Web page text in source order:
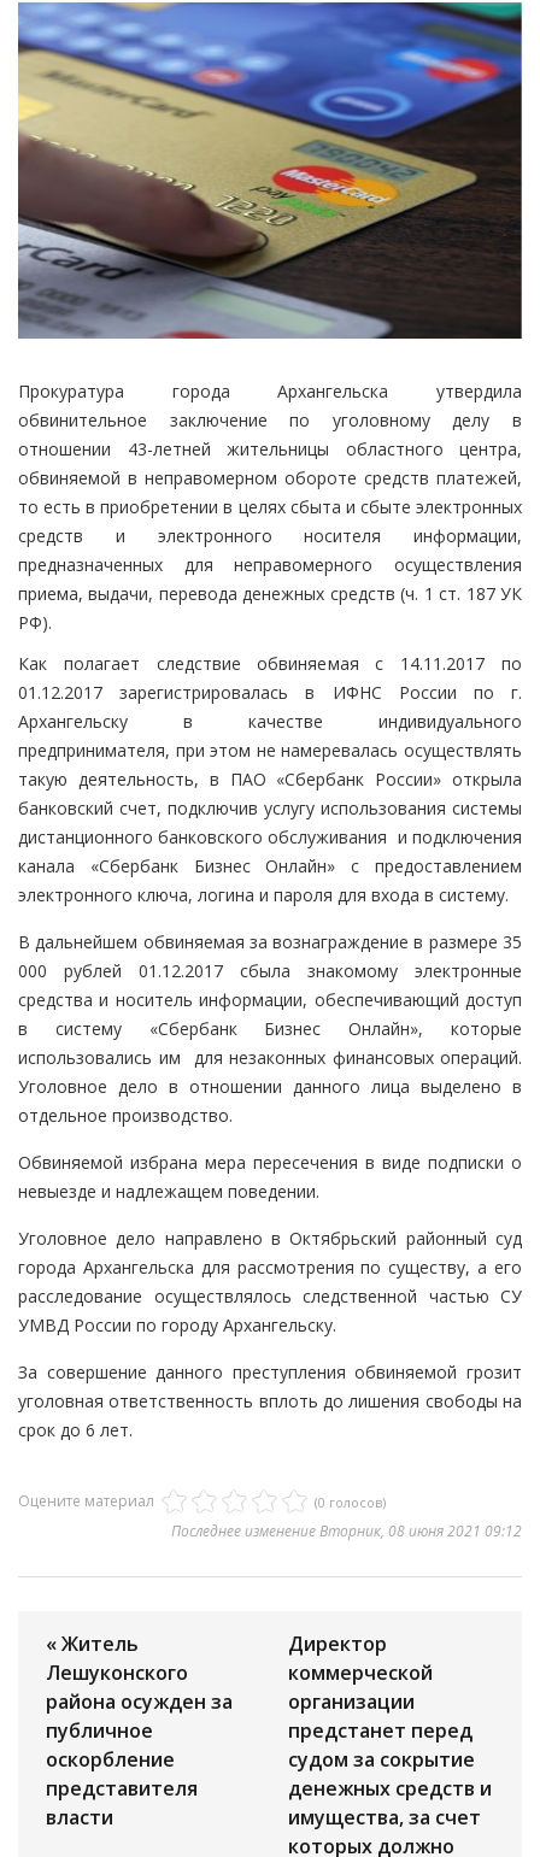
Прокуратура города Архангельска утвердила
обвинительное заключение по уголовному делу в
отношении 43-летней жительницы областного центра,
обвиняемой в неправомерном обороте средств платежей,
то есть в приобретении в целях сбыта и сбыте электронных
средств и электронного носителя информации,
предназначенных для неправомерного осуществления
приема, выдачи, перевода денежных средств (ч. 1 ст. 187 УК
РФ).
Как полагает следствие обвиняемая с 14.11.2017 по
01.12.2017 зарегистрировалась в ИФНС России по г.
Архангельску в качестве индивидуального
предпринимателя, при этом не намеревалась осуществлять
такую деятельность, в ПАО «Сбербанк России» открыла
банковский счет, подключив услугу использования системы
дистанционного банковского обслуживания и подключения
канала «Сбербанк Бизнес Онлайн» с предоставлением
электронного ключа, логина и пароля для входа в систему.
В дальнейшем обвиняемая за вознаграждение в размере 35
000 рублей 01.12.2017 сбыла знакомому электронные
средства и носитель информации, обеспечивающий доступ
в систему «Сбербанк Бизнес Онлайн», которые
использовались им для незаконных финансовых операций.
Уголовное дело в отношении данного лица выделено в
отдельное производство.
Обвиняемой избрана мера пересечения в виде подписки о
невыезде и надлежащем поведении.
Уголовное дело направлено в Октябрьский районный суд
города Архангельска для рассмотрения по существу, а его
расследование осуществлялось следственной частью СУ
УМВД России по городу Архангельску.
За совершение данного преступления обвиняемой грозит
уголовная ответственность вплоть до лишения свободы на
срок до 6 лет.
Оцените материал (0 голосов)
Последнее изменение Вторник, 08 июня 2021 09:12
« Житель
Лешуконского
района осужден за
публичное
оскорбление
представителя
власти
Директор
коммерческой
организации
предстанет перед
судом за сокрытие
денежных средств и
имущества, за счет
которых должно